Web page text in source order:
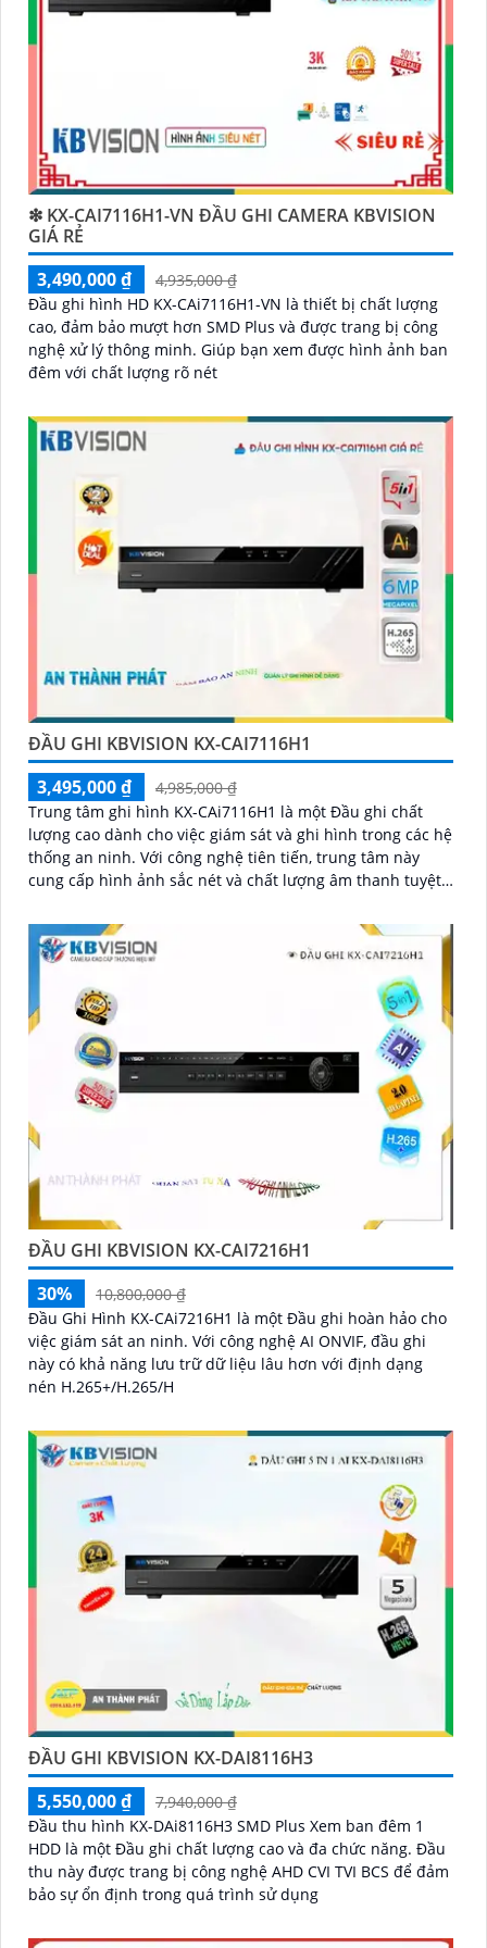
"Chúng tôi cam kết cung cấp Camera Kbvision
chính hãng với chiết khấu cao nhất trên thị trường.
Hãy đến với chúng tôi để trải nghiệm dịch vụ tốt nhất
và nhận được sự tư vấn chuyên nghiệp về giải pháp an
ninh cần thiết!"
Hy vọng những câu giới thiệu trên sẽ giúp bạn thành
công trong việc tiếp cận khách hàng và tăng cơ hội
bán hàng của bạn. Nếu có bất kỳ yêu cầu hay câu hỏi
nào khác, bạn có thể chia sẻ để tôi hỗ trợ bạn tốt hơn!
❇ KX-CAI7116H1-VN ĐẦU GHI CAMERA KBVISION
GIÁ RẺ
3,490,000 ₫
4,935,000 ₫
Đầu ghi hình HD KX-CAi7116H1-VN là thiết bị chất lượng
cao, đảm bảo mượt hơn SMD Plus và được trang bị công
nghệ xử lý thông minh. Giúp bạn xem được hình ảnh ban
đêm với chất lượng rõ nét
ĐẦU GHI KBVISION KX-CAI7116H1
3,495,000 ₫
4,985,000 ₫
Trung tâm ghi hình KX-CAi7116H1 là một Đầu ghi chất
lượng cao dành cho việc giám sát và ghi hình trong các hệ
thống an ninh. Với công nghệ tiên tiến, trung tâm này
cung cấp hình ảnh sắc nét và chất lượng âm thanh tuyệt
ĐẦU GHI KBVISION KX-CAI7216H1
30%
10,800,000 ₫
Đầu Ghi Hình KX-CAi7216H1 là một Đầu ghi hoàn hảo cho
việc giám sát an ninh. Với công nghệ AI ONVIF, đầu ghi
này có khả năng lưu trữ dữ liệu lâu hơn với định dạng
nén H.265+/H.265/H
ĐẦU GHI KBVISION KX-DAI8116H3
5,550,000 ₫
7,940,000 ₫
Đầu thu hình KX-DAi8116H3 SMD Plus Xem ban đêm 1
HDD là một Đầu ghi chất lượng cao và đa chức năng. Đầu
thu này được trang bị công nghệ AHD CVI TVI BCS để đảm
bảo sự ổn định trong quá trình sử dụng